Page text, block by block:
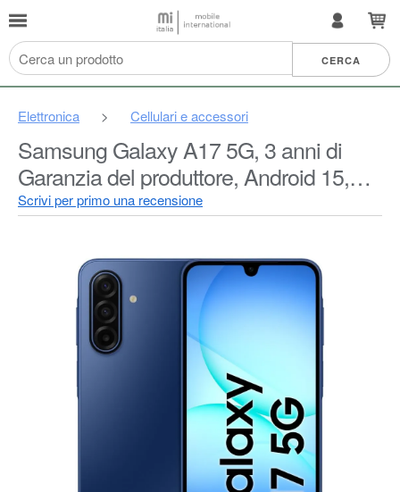
Elettronica > Cellulari e accessori
Samsung Galaxy A17 5G, 3 anni di
Garanzia del produttore, Android 15,
Display Super AMOLED 6.7", 4GB
Resistenza IP54, memoria espandibile,
Blue [Versione Italiana]
Scrivi per primo una recensione